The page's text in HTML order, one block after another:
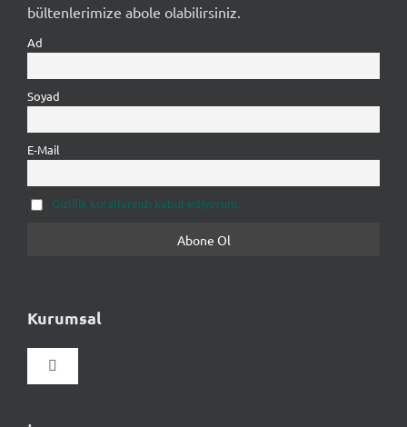
bültenlerimize abole olabilirsiniz.
Ad
Soyad
E-Mail
Gizlilik kurallarınızı kabul ediyorum.
Kurumsal
Gezinmeyi